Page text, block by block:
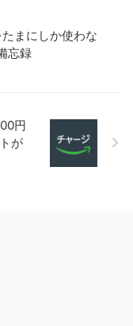
まにしか使わな
忘録
円
が